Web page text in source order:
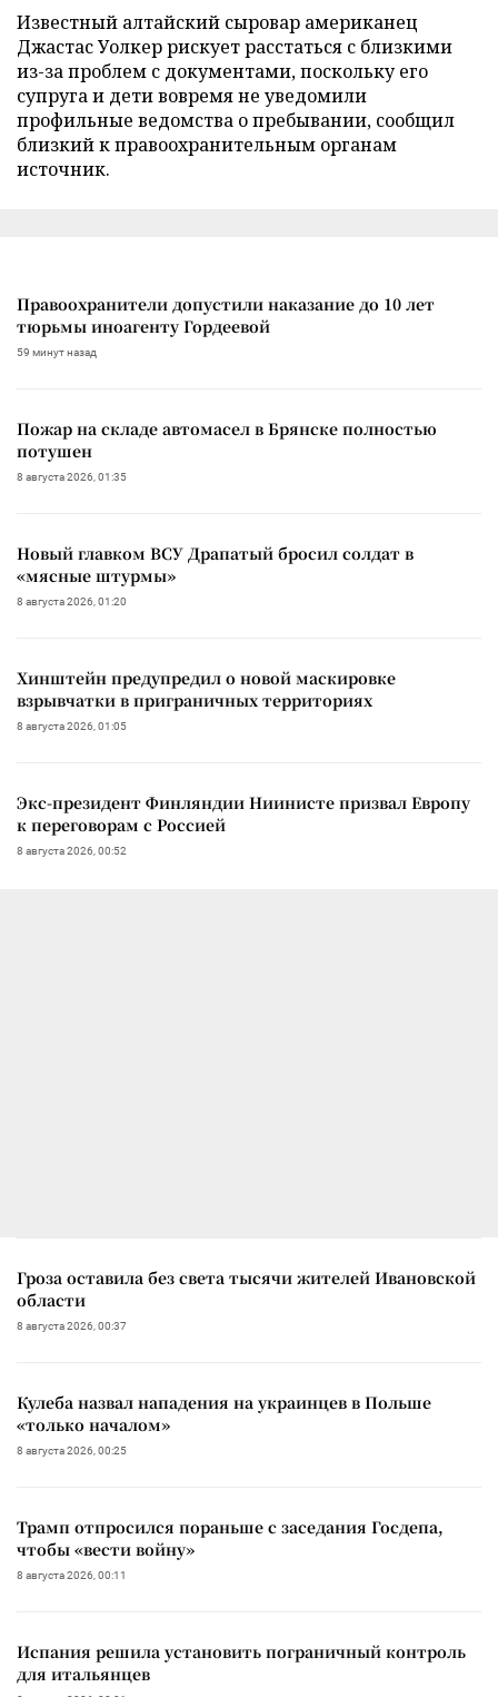
Известный алтайский сыровар американец
Джастас Уолкер рискует расстаться с близкими
из-за проблем с документами, поскольку его
супруга и дети вовремя не уведомили
профильные ведомства о пребывании, сообщил
близкий к правоохранительным органам
источник.
Правоохранители допустили наказание до 10 лет
тюрьмы иноагенту Гордеевой
59 минут назад
Пожар на складе автомасел в Брянске полностью
потушен
8 августа 2026, 01:35
Новый главком ВСУ Драпатый бросил солдат в
«мясные штурмы»
8 августа 2026, 01:20
Хинштейн предупредил о новой маскировке
взрывчатки в приграничных территориях
8 августа 2026, 01:05
Экс-президент Финляндии Ниинисте призвал Европу
к переговорам с Россией
8 августа 2026, 00:52
Гроза оставила без света тысячи жителей Ивановской
области
8 августа 2026, 00:37
Кулеба назвал нападения на украинцев в Польше
«только началом»
8 августа 2026, 00:25
Трамп отпросился пораньше с заседания Госдепа,
чтобы «вести войну»
8 августа 2026, 00:11
Испания решила установить пограничный контроль
для итальянцев